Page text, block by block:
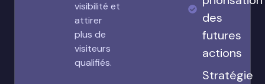
visibilité et
attirer
plus de
visiteurs
qualifiés.
des
futures
actions
Stratégie